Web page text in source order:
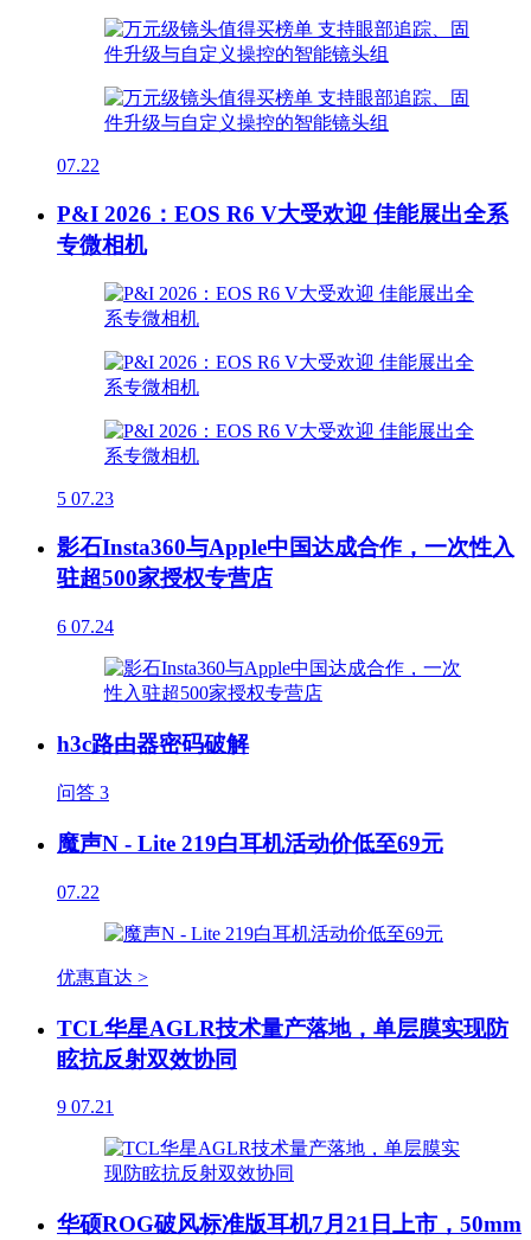
07.22
P&I 2026：EOS R6 V大受欢迎 佳能展出全系
专微相机
5 07.23
影石Insta360与Apple中国达成合作，一次性入
驻超500家授权专营店
6 07.24
h3c路由器密码破解
问答 3
魔声N - Lite 219白耳机活动价低至69元
07.22
优惠直达 >
TCL华星AGLR技术量产落地，单层膜实现防
眩抗反射双效协同
9 07.21
华硕ROG破风标准版耳机7月21日上市，50mm